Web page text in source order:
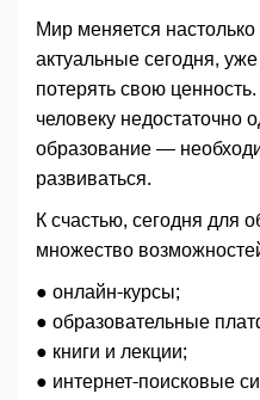
Мир меняется
актуальные сегодня,
потерять свою
человеку недостаточно
образование —
развиваться.
К счастью, сегодня для
множество
● онлайн-курсы;
● образовательные
● книги и лекции;
● интернет-поисковые